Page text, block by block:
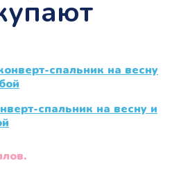
спальник на весну и